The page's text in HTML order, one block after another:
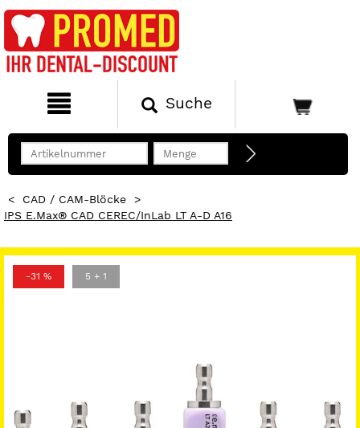
Suche
< CAD / CAM-Blöcke
>
IPS E.max® CAD CEREC/inLab LT A-D A16
-31 % 5 + 1